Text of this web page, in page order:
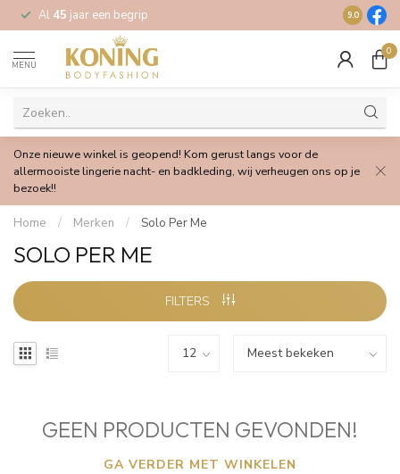
Al 45 jaar een begrip Gratis
9.0
MENU
0
Onze nieuwe winkel is geopend! Kom gerust langs voor de
allermooiste lingerie nacht- en badkleding, wij verheugen ons op je
bezoek!!
Home / Merken / Solo Per Me
SOLO PER ME
FILTERS
GEEN PRODUCTEN GEVONDEN!
GA VERDER MET WINKELEN